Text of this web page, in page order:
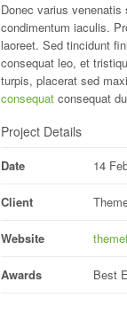
Donec varius
condimentum iaculis.
laoreet. Sed tincidunt
consequat leo, et
turpis, placerat sed
consequat consequat
Project Details
Date 14
Client
Website
Awards Best